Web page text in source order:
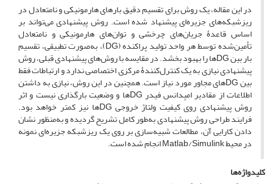
در این مقاله، یک روش برای تقسیم دقیق بار‌های هارمونیکی و نامتعادل در
ریزشبکه‌های جزیره‌ای پیشنهاد شده است. روش پیشنهادی می‌تواند بر
اساس قاعدۀ جریان‌های چرخشی و توان‌های هارمونیکی و نامتعادل
تأمین‌شده توسط هر واحد تولید پراکنده (DG)، به‌صورت تطبیقی، تقسیم
بار بین DGها را بهبود بخشد. در مقایسه با روش‌های پیشنهادی قبلی، روش
پیشنهادی نیازی به یک کنترل‌کنندۀ مرکزی اختصاصی ندارد و ارتباطات فقط
بین DGهای مجاور مورد نیاز است. همچنین در این روش، نیازی به داشتن
اطلاعات از مقادیر امپدانس فید‌ر DGها و وضعیت بارگذاری نیست و اثر
روش پیشنهادی روی کیفیت ولتاژ خروجی DGها نیز کمتر خواهد بود.
فرایند طراحی روش پیشنهادی به‌طور کامل تشریح گردیده و به‌منظور نشان
دادن کارایی آن، مطالعات شبیه‌سازی بر روی یک ریزشبکه جزیره‌ای نمونه
در محیط Matlab/Simulink انجام شده است.
کلیدواژه‌ها